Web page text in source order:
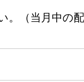
。（当月中の